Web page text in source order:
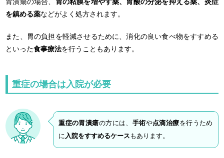
を鎮める薬などがよく処方されます。
また、胃の負担を軽減させるために、消化の良い食べ物をすすめる
といった食事療法を行うこともあります。
重症の場合は入院が必要
重症の胃潰瘍の方には、 手術や点滴治療を行うため
に 入院をすすめるケース もあります。